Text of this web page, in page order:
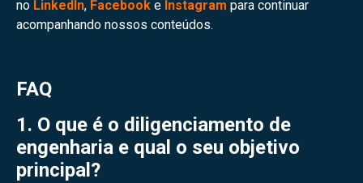
no LinkedIn, Facebook e Instagram para continuar
acompanhando nossos conteúdos.
FAQ
1. O que é o diligenciamento de
engenharia e qual o seu objetivo
principal?